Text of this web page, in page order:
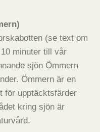
(se text om
minuter till vår
sjön Ömmern
Ömmern är en
för upptäcktsfärder
kring sjön är